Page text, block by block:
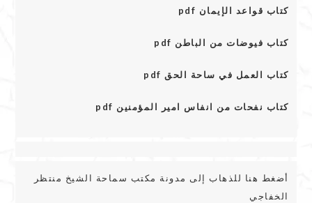
كتاب قواعد الإيمان pdf
كتاب فيوضات من الباطن pdf
كتاب العمل في ساحة الحق pdf
كتاب نفحات من انفاس امير المؤمنين pdf
أضغط هنا للذهاب إلى مدونة مكتب سماحة الشيخ منتظر
الخفاجي